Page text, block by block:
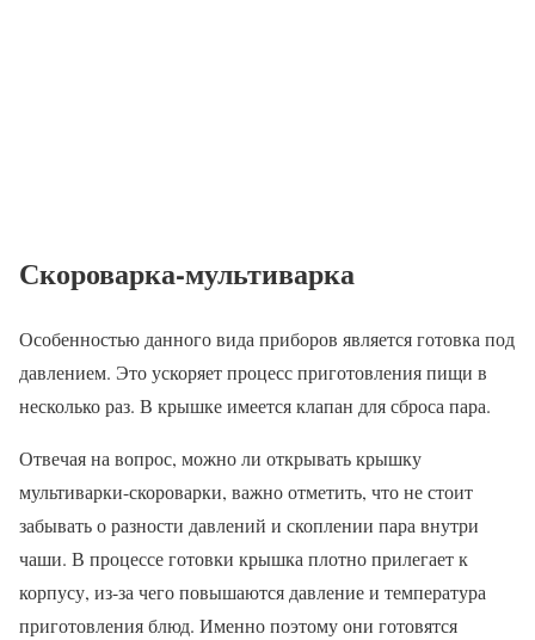
Скороварка-мультиварка
Особенностью данного вида приборов является готовка под
давлением. Это ускоряет процесс приготовления пищи в
несколько раз. В крышке имеется клапан для сброса пара.
Отвечая на вопрос, можно ли открывать крышку
мультиварки-скороварки, важно отметить, что не стоит
забывать о разности давлений и скоплении пара внутри
чаши. В процессе готовки крышка плотно прилегает к
корпусу, из-за чего повышаются давление и температура
приготовления блюд. Именно поэтому они готовятся